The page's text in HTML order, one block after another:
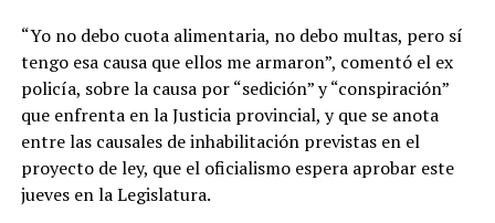
“Yo no debo cuota alimentaria, no debo multas, pero sí
tengo esa causa que ellos me armaron”, comentó el ex
policía, sobre la causa por “sedición” y “conspiración”
que enfrenta en la Justicia provincial, y que se anota
entre las causales de inhabilitación previstas en el
proyecto de ley, que el oficialismo espera aprobar este
jueves en la Legislatura.